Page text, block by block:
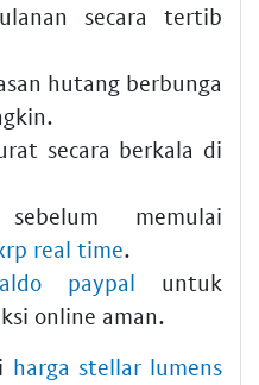
secara tertib
hutang berbunga
secara berkala di
memulai
real time.
paypal untuk
online aman.
harga stellar lumens